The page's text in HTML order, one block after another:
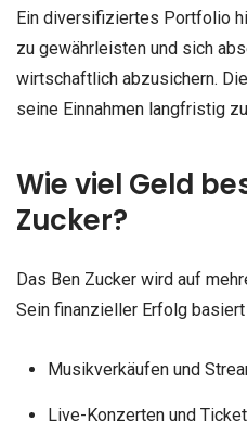
Ein diversifiziertes Portfolio
zu gewährleisten und sich
wirtschaftlich abzusichern.
seine Einnahmen langfristig
Wie viel Geld
Zucker?
Das Ben Zucker wird auf
Sein finanzieller Erfolg
Musikverkäufen und
Live-Konzerten und